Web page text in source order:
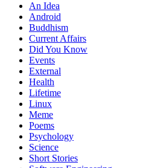
An Idea
Android
Buddhism
Current Affairs
Did You Know
Events
External
Health
Lifetime
Linux
Meme
Poems
Psychology
Science
Short Stories